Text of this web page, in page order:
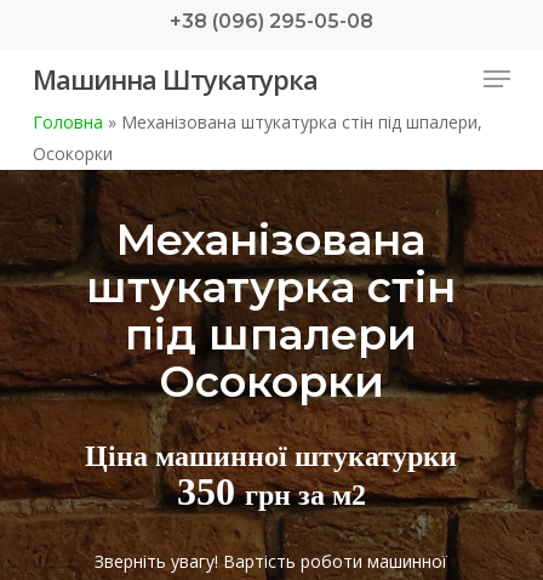
main
+38 (096) 295-05-08
Машинна Штукатурка Menu
Головна »Механізована штукатурка стін під шпалери,
Осокорки
Механізована
штукатурка стін
під шпалери
Осокорки
Ціна машинної штукатурки
350грн за м2
Зверніть увагу! Вартість роботи машинної